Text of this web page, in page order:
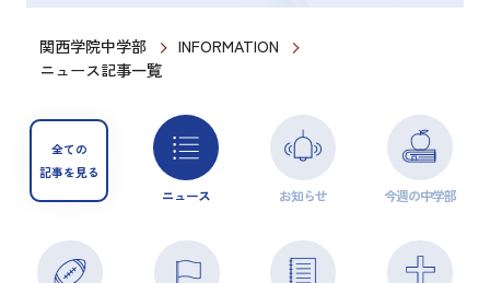
関西学院中学部
INFORMATION
ニュース記事一覧
全ての
記事を見る
ニュース お知らせ 今週の中学部